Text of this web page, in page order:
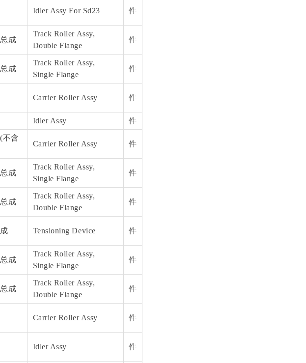
Idler Assy For Sd23 件
成
Track Roller Assy,
Double Flange
件
成
Track Roller Assy,
Single Flange
件
Carrier Roller Assy 件
Idler Assy 件
不含
Carrier Roller Assy 件
成
Track Roller Assy,
Single Flange
件
成
Track Roller Assy,
Double Flange
件
Tensioning Device 件
成
Track Roller Assy,
Single Flange
件
成
Track Roller Assy,
Double Flange
件
Carrier Roller Assy 件
Idler Assy 件